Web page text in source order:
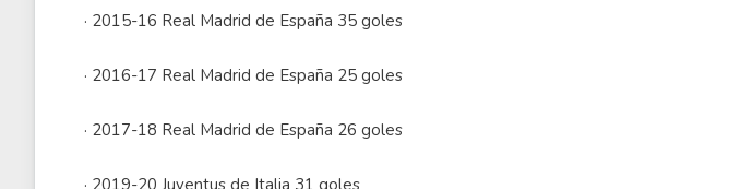
· 2015-16 Real Madrid de España 35 goles
· 2016-17 Real Madrid de España 25 goles
· 2017-18 Real Madrid de España 26 goles
· 2019-20 Juventus de Italia 31 goles